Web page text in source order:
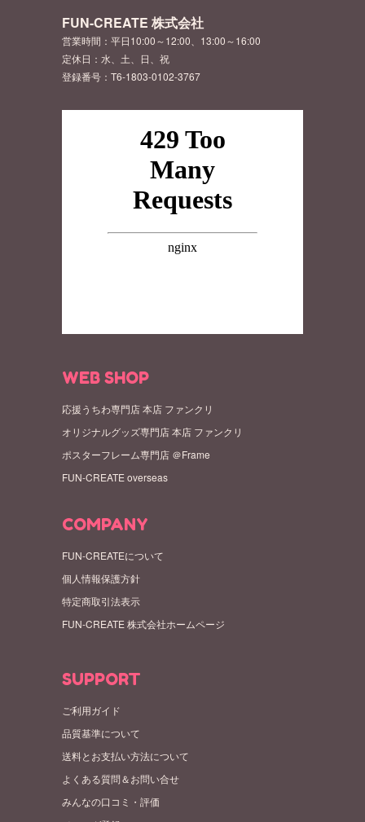
FUN-CREATE 株式会社
営業時間：平日10:00～12:00、13:00～16:00
定休日：水、土、日、祝
登録番号：T6-1803-0102-3767
WEB SHOP
応援うちわ専門店 本店 ファンクリ
オリジナルグッズ専門店 本店 ファンクリ
ポスターフレーム専門店 ＠Frame
FUN-CREATE overseas
COMPANY
FUN-CREATEについて
個人情報保護方針
特定商取引法表示
FUN-CREATE 株式会社ホームページ
SUPPORT
ご利用ガイド
品質基準について
送料とお支払い方法について
よくある質問＆お問い合せ
みんなの口コミ・評価